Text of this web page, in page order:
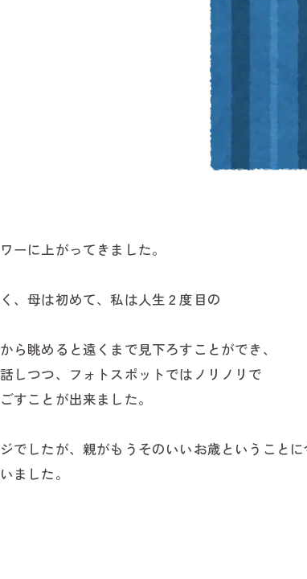
ーに上がってきました。
、母は初めて、私は人生２度目の
ら眺めると遠くまで見下ろすことができ、
しつつ、フォトスポットではノリノリで
すことが出来ました。
でしたが、親がもうそのいいお歳ということ
ました。